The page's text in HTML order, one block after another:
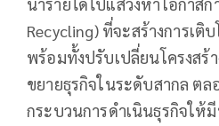
นำรายได้ไปแสวงหาโอกาส
Recycling) ที่จะสร้างการเติ
พร้อมทั้งปรับเปลี่ยนโครงสร้
ขยายธุรกิจในระดับสากล ต
กระบวนการดำเนินธุรกิจให้